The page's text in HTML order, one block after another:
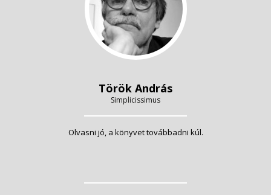
Török András
Simplicissimus
Olvasni jó, a könyvet továbbadni kúl.